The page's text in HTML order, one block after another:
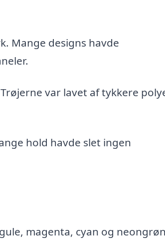
Mange designs havde
var lavet af tykkere
hold havde slet ingen
magenta, cyan og